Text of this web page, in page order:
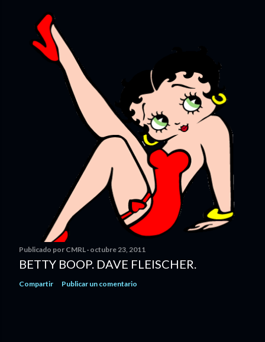
Publicado por CMRL octubre 23, 2011
BETTY BOOP. DAVE FLEISCHER.
Compartir Publicar un comentario